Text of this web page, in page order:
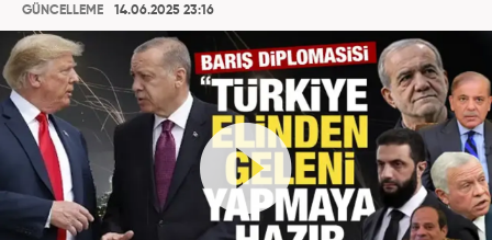
GÜNCELLEME
14.06.2025 23:16